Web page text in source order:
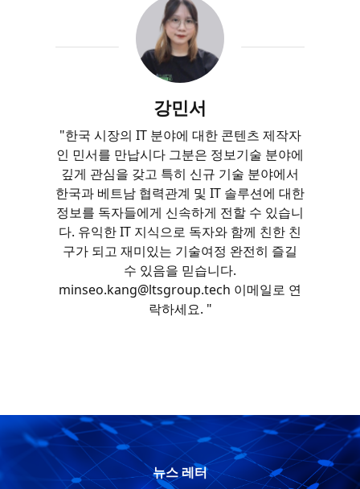
강민서
"한국 시장의 IT 분야에 대한 콘텐츠 제작자
인 민서를 만납시다 그분은 정보기술 분야에
깊게 관심을 갖고 특히 신규 기술 분야에서
한국과 베트남 협력관계 및 IT 솔루션에 대한
정보를 독자들에게 신속하게 전할 수 있습니
다. 유익한 IT 지식으로 독자와 함께 친한 친
구가 되고 재미있는 기술여정 완전히 즐길
수 있음을 믿습니다.
minseo.kang@ltsgroup.tech 이메일로 연
락하세요. "
뉴스 레터